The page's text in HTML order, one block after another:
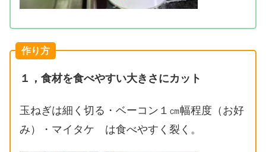
作り方
１，食材を食べやすい大きさにカット
玉ねぎは細く切る・ベーコン１㎝幅程度（お好
み）・マイタケ は食べやすく裂く。